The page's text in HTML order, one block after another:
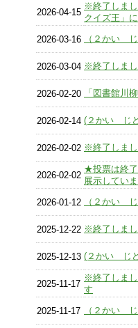
2026-04-15
※終了しま
クイズ王」
2026-03-16 （２かい
2026-03-04 ※終了しま
2026-02-20 「図書館川
2026-02-14 (２かい じ
2026-02-02 ※終了しま
2026-02-02
★投票は終了
展示してい
2026-01-12 （２かい
2025-12-22 ※終了しま
2025-12-13 (２かい じ
2025-11-17
※終了しま
す
2025-11-17 （２かい